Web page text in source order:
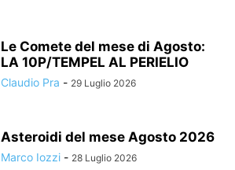
Le Comete del mese di Agosto:
LA 10P/TEMPEL AL PERIELIO
Claudio Pra - 29 Luglio 2026
Asteroidi del mese Agosto 2026
Marco Iozzi - 28 Luglio 2026